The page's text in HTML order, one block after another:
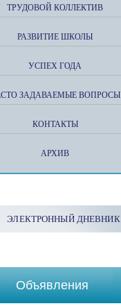
ТРУДОВОЙ КОЛЛЕКТИВ
РАЗВИТИЕ ШКОЛЫ
УСПЕХ ГОДА
ЗАДАВАЕМЫЕ ВОПРОСЫ
КОНТАКТЫ
АРХИВ
ЭЛЕКТРОННЫЙ ДНЕВНИК
Объявления